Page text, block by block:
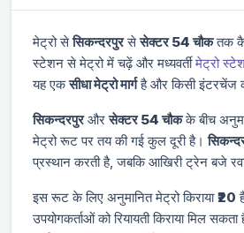
मेट्रो सेसिकन्दरपुरसेसेक्टर 54 चौकतक
स्टेशन से मेट्रो में चढ़ें औरमध्यवर्तीमेट्रो
यह एकसीधा मेट्रो मार्गहै और किसी इंटरचेंज
सिकन्दरपुरऔरसेक्टर 54 चौकके बीच
मेट्रो रूट पर तय की गई कुल दूरीहै।
प्रस्थान करती है, जबकि आखिरी ट्रेनबजे
इस रूट के लिए अनुमानित मेट्रो किराया₹20
उपयोगकर्ताओं को रियायती किराया मिल